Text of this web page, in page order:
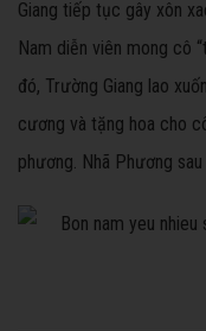
Giang tiếp tục gây xôn
Nam diễn viên mong cô
đó, Trường Giang lao
cương và tặng hoa cho
phương. Nhã Phương